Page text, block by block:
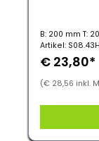
B: 200 mm T:
Artikel:
€ 23,80*
(€ 28,56 inkl.